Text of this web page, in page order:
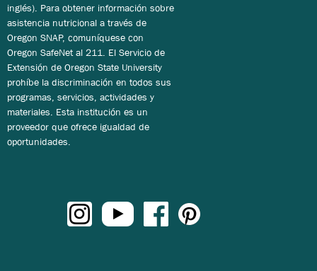
inglés). Para obtener información sobre
asistencia nutricional a través de
Oregon SNAP, comuníquese con
Oregon SafeNet al 211. El Servicio de
Extensión de Oregon State University
prohíbe la discriminación en todos sus
programas, servicios, actividades y
materiales. Esta institución es un
proveedor que ofrece igualdad de
oportunidades.